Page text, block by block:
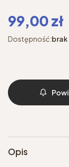
Cena
99,00 zł
Dostępność:
Opis